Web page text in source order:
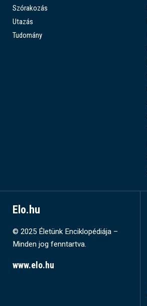
Szórakozás
Utazás
Tudomány
Elo.hu
© 2025 Életünk Enciklopédiája –
Minden jog fenntartva.
www.elo.hu